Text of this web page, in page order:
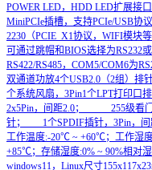
POWER LED，HDD LED扩展接
MiniPCIe插槽，支持PCIe/USB协
2230（PCIE_X1协议，WIFI模块
可通过跳帽和BIOS选择为RS232
RS422/RS485，COM5/COM6为
双通道功放4个USB2.0（2组）排
个系统风扇，3Pin1个LPT打印口
2x5Pin，间距2.0； 255级看门
针； 1个SPDIF插针，3Pin，间
工作温度:-20℃ ~ +60℃；工作湿
+85℃；存储湿度:0% ~ 90%相对
windows11，Linux尺寸